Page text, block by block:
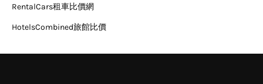
RentalCars租車比價網
HotelsCombined旅館比價